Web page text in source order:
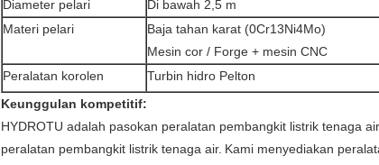
Diameter pelari
Di bawah 2,5 m
Materi pelari
Baja tahan karat (0Cr13Ni4Mo)
Mesin cor / Forge + mesin CNC
Peralatan korolen
Turbin hidro Pelton
Keunggulan kompetitif:
HYDROTU adalah pasokan peralatan pembangkit listrik tenaga
peralatan pembangkit listrik tenaga air. Kami menyediakan